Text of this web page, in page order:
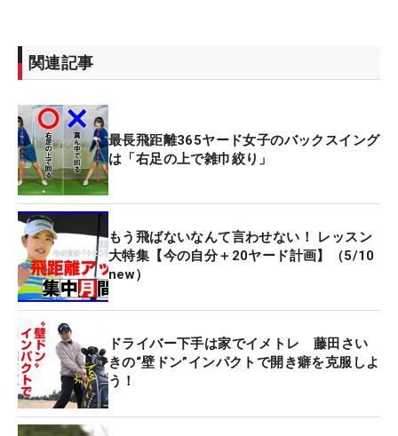
関連記事
最長飛距離365ヤード女子のバックスイング
は「右足の上で雑巾絞り」
もう飛ばないなんて言わせない！ レッスン
大特集【今の自分＋20ヤード計画】（5/10
new）
ドライバー下手は家でイメトレ 藤田さい
きの“壁ドン”インパクトで開き癖を克服しよ
う！